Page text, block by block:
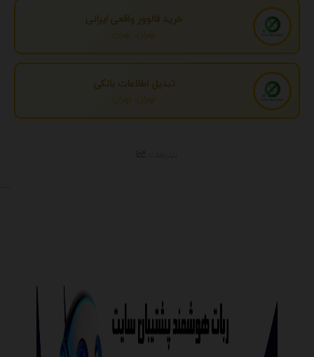
خرید فالوور واقعی ایرانی
تهران، تهران
تبدیل اطلاعات بانکی
تهران، تهران